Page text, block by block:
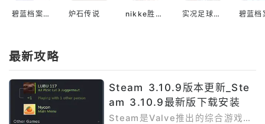
碧蓝档案国际服 炉石传说 nikke胜利女神国际服 实况足球2022手游
最新攻略
Steam 3.10.9版本更新_Ste
am 3.10.9最新版下载安装
Steam是Valve推出的综合游戏平